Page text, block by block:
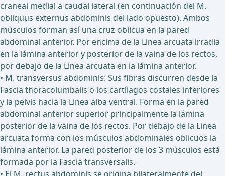
craneal medial a caudal lateral (en continuación del M.
obliquus externus abdominis del lado opuesto). Ambos
músculos forman así una cruz oblicua en la pared
abdominal anterior. Por encima de la Linea arcuata irradia
en la lámina anterior y posterior de la vaina de los rectos,
por debajo de la Linea arcuata en la lámina anterior.
• M. transversus abdominis: Sus fibras discurren desde la
Fascia thoracolumbalis o los cartílagos costales inferiores
y la pelvis hacia la Linea alba ventral. Forma en la pared
abdominal anterior superior principalmente la lámina
posterior de la vaina de los rectos. Por debajo de la Linea
arcuata forma con los músculos abdominales oblicuos la
lámina anterior. La pared posterior de los 3 músculos está
formada por la Fascia transversalis.